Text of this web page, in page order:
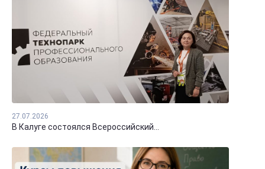
27.07.2026
В Калуге состоялся Всероссийский...